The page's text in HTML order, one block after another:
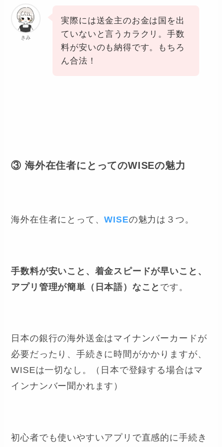
きみ
実際には送金主のお金は国を出
ていないと言うカラクリ。手数
料が安いのも納得です。もちろ
ん合法！
③ 海外在住者にとってのWISEの魅力
海外在住者にとって、WISEの魅力は３つ。
手数料が安いこと、着金スピードが早いこと、
アプリ管理が簡単（日本語）なこと です。
日本の銀行の海外送金はマイナンバーカードが
必要だったり、手続きに時間がかかりますが、
WISEは一切なし。（日本で登録する場合はマ
インナンバー聞かれます）
初心者でも使いやすいアプリで直感的に手続き